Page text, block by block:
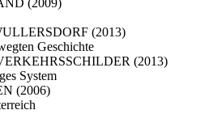
(2013)
Geschichte
(2013)
System
(2006)